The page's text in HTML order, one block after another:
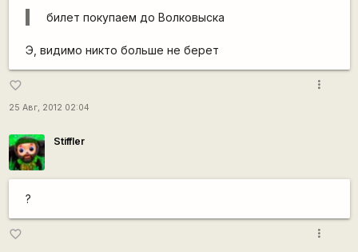
билет покупаем до Волковыска
Э, видимо никто больше не берет
favorite_border
25 Авг, 2012 02:04
more_vert
Stiffler
?
favorite_border more_vert